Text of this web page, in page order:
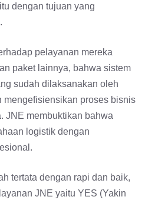
dengan tujuan yang
pelayanan mereka
paket lainnya, bahwa sistem
sudah dilaksanakan oleh
mengefisiensikan proses bisnis
JNE membuktikan bahwa
logistik dengan
tertata dengan rapi dan baik,
JNE yaitu YES (Yakin